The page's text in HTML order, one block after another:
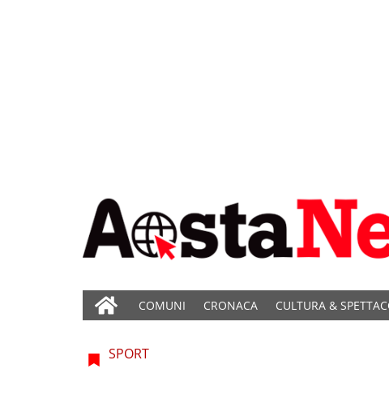
COMUNI CRONACA CULTURA &
SPORT